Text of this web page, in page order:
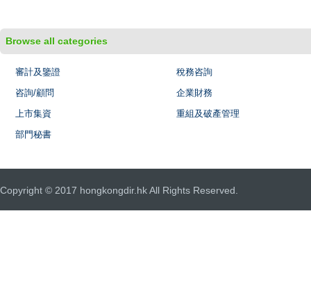
Browse all categories
審計及鑒證
稅務咨詢
咨詢/顧問
企業財務
上市集資
重組及破產管理
部門秘書
Copyright © 2017 hongkongdir.hk All Rights Reserved.